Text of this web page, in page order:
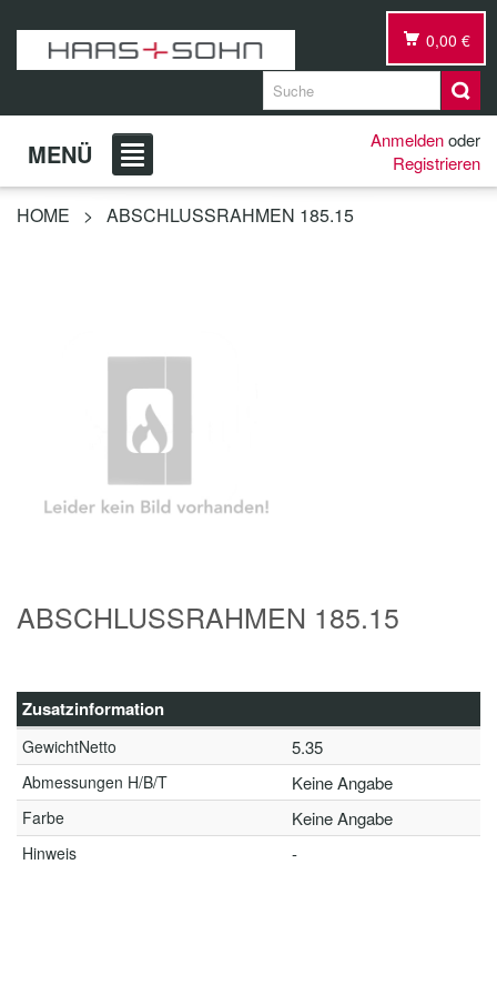
0,00 €
MENÜ Anmeldenoder
Registrieren
HOME > ABSCHLUSSRAHMEN 185.15
ABSCHLUSSRAHMEN 185.15
Zusatzinformation
GewichtNetto 5.35
Abmessungen H/B/T Keine Angabe
Farbe Keine Angabe
Hinweis -